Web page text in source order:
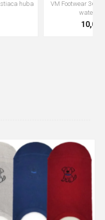
Vložka Bennon ABSORBA XTR